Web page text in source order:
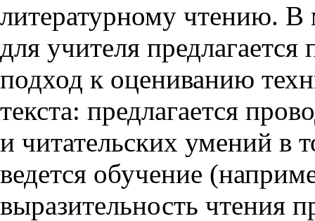
литературному чтению. В
для учителя
подход к оцениванию
текста: предлагается
и читательских умений в
ведется обучение
выразительность чтения